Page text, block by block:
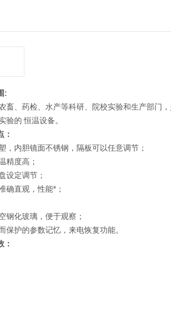
:
畜、药检、水产等科研、院校实验和生产部门
验的 恒温设备。
：
，内胆镜面不锈钢，隔板可以任意调节；
精度高；
设定调节；
确直观，性能*；
钢化玻璃，便于观察；
保护的参数记忆，来电恢复功能。
：